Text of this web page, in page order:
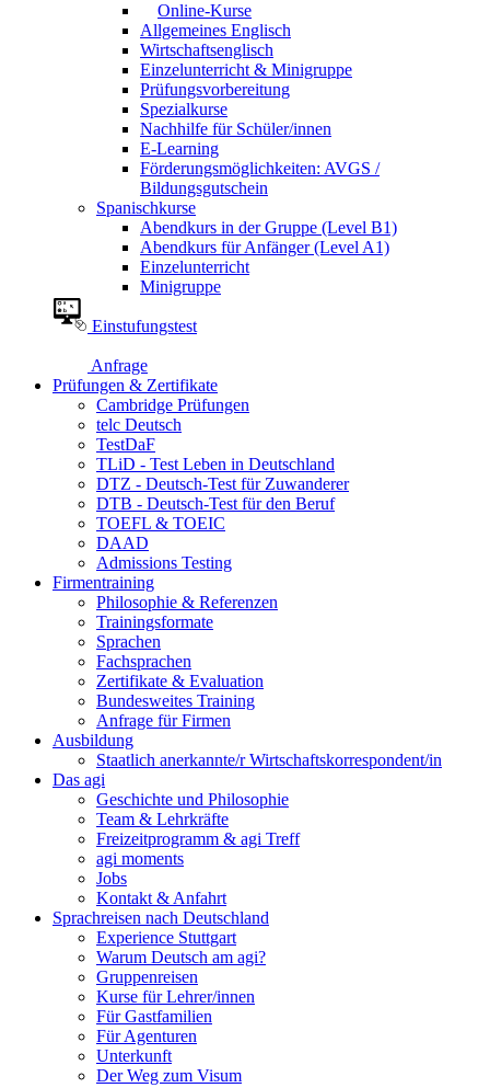
Online-Kurse
Allgemeines Englisch
Wirtschaftsenglisch
Einzelunterricht & Minigruppe
Prüfungsvorbereitung
Spezialkurse
Nachhilfe für Schüler/innen
E-Learning
Förderungsmöglichkeiten: AVGS /
Bildungsgutschein
Spanischkurse
Abendkurs in der Gruppe (Level B1)
Abendkurs für Anfänger (Level A1)
Einzelunterricht
Minigruppe
Einstufungstest
Anfrage
Prüfungen & Zertifikate
Cambridge Prüfungen
telc Deutsch
TestDaF
TLiD - Test Leben in Deutschland
DTZ - Deutsch-Test für Zuwanderer
DTB - Deutsch-Test für den Beruf
TOEFL & TOEIC
DAAD
Admissions Testing
Firmentraining
Philosophie & Referenzen
Trainingsformate
Sprachen
Fachsprachen
Zertifikate & Evaluation
Bundesweites Training
Anfrage für Firmen
Ausbildung
Staatlich anerkannte/r Wirtschaftskorrespondent/in
Das agi
Geschichte und Philosophie
Team & Lehrkräfte
Freizeitprogramm & agi Treff
agi moments
Jobs
Kontakt & Anfahrt
Sprachreisen nach Deutschland
Experience Stuttgart
Warum Deutsch am agi?
Gruppenreisen
Kurse für Lehrer/innen
Für Gastfamilien
Für Agenturen
Unterkunft
Der Weg zum Visum